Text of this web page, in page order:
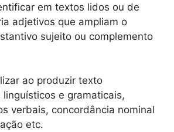
em textos lidos ou de
adjetivos que ampliam o
sujeito ou complemento
ao produzir texto
linguísticos e gramaticais,
verbais, concordância nominal
etc.